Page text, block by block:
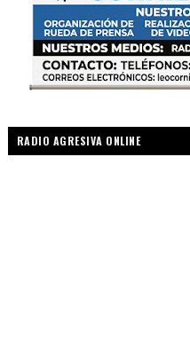
RADIO AGRESIVA ONLINE